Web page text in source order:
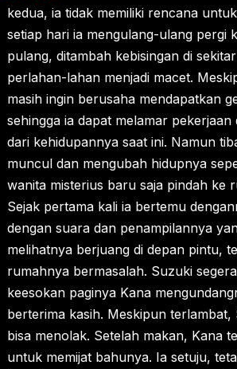
kedua, ia tidak memiliki rencana
setiap hari ia mengulang-ulang pergi
pulang, ditambah kebisingan di
perlahan-lahan menjadi macet.
masih ingin berusaha mendapatkan
sehingga ia dapat melamar
dari kehidupannya saat ini. Namun
muncul dan mengubah hidupnya
wanita misterius baru saja pindah ke
Sejak pertama kali ia bertemu
dengan suara dan penampilannya
melihatnya berjuang di depan pintu,
rumahnya bermasalah. Suzuki
keesokan paginya Kana
berterima kasih. Meskipun terlambat,
bisa menolak. Setelah makan, Kana
untuk memijat bahunya. Ia setuju,